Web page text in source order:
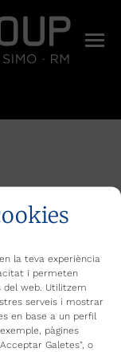
la teva experiència
i permeten
del web. Utilitzem
serveis i mostrar
en base a un perfil
pàgines
Galetes", o